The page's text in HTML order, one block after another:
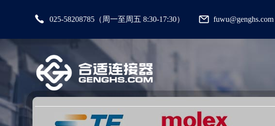
025-58208785（周一至周五 8:30-17:30） fuwu@genghs.com